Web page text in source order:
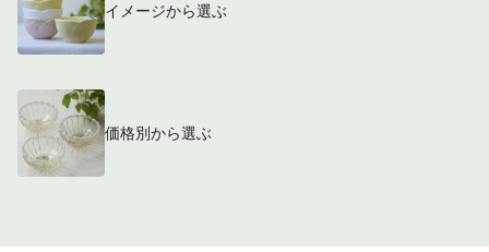
イメージから選ぶ
価格別から選ぶ